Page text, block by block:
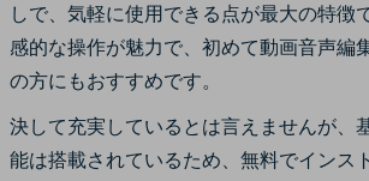
しで、気軽に使用できる点が最大の特徴
感的な操作が魅力で、初めて動画音声編
の方にもおすすめです。
決して充実しているとは言えませんが、
能は搭載されているため、無料でインス